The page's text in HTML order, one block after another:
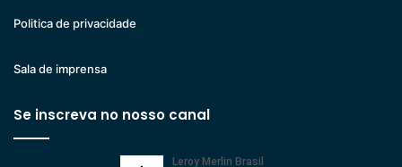
Politica de privacidade
Sala de imprensa
Se inscreva no nosso canal